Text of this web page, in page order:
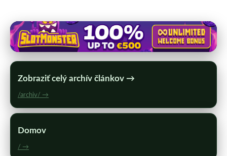
Zobraziť celý archív článkov →
/archiv/ →
Domov
/ →